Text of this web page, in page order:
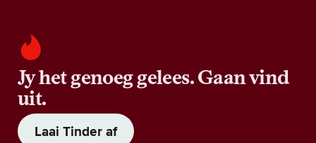
Jy het genoeg gelees. Gaan vind
uit.
Laai Tinder af